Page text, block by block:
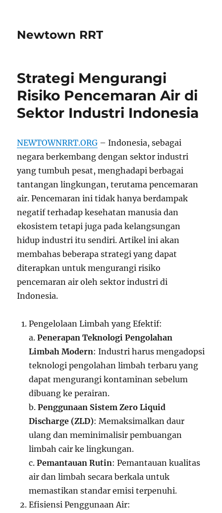
Newtown RRT
Strategi Mengurangi
Risiko Pencemaran Air di
Sektor Industri Indonesia
NEWTOWNRRT.ORG – Indonesia, sebagai
negara berkembang dengan sektor industri
yang tumbuh pesat, menghadapi berbagai
tantangan lingkungan, terutama pencemaran
air. Pencemaran ini tidak hanya berdampak
negatif terhadap kesehatan manusia dan
ekosistem tetapi juga pada kelangsungan
hidup industri itu sendiri. Artikel ini akan
membahas beberapa strategi yang dapat
diterapkan untuk mengurangi risiko
pencemaran air oleh sektor industri di
Indonesia.
Pengelolaan Limbah yang Efektif:
a.Penerapan Teknologi Pengolahan
Limbah Modern: Industri harus mengadopsi
teknologi pengolahan limbah terbaru yang
dapat mengurangi kontaminan sebelum
dibuang ke perairan.
b.Penggunaan Sistem Zero Liquid
Discharge (ZLD): Memaksimalkan daur
ulang dan meminimalisir pembuangan
limbah cair ke lingkungan.
c.Pemantauan Rutin: Pemantauan kualitas
air dan limbah secara berkala untuk
memastikan standar emisi terpenuhi.
Efisiensi Penggunaan Air: